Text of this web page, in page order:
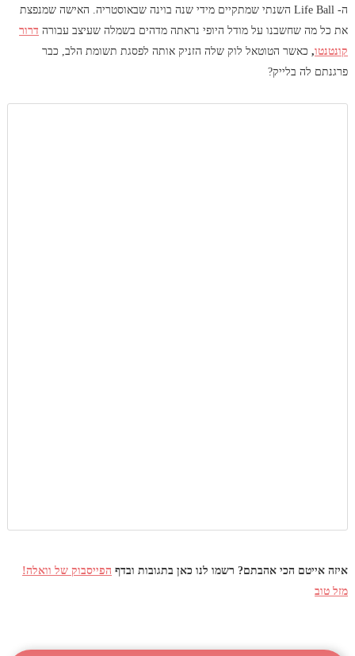
ה- Life Ball השנתי שמתקיים מידי שנה בוינה שבאוסטריה. האישה שמנפצת
את כל מה שחשבנו על מודל היופי נראתה מדהים בשמלה שעיצב עבורה דרור
קונטנטו, כאשר הטוטאל לוק שלה הזניק אותה לפסגת תשומת הלב, כבר
פרגנתם לה בלייק?
איזה אייטם הכי אהבתם? רשמו לנו כאן בתגובות ובדף הפייסבוק של וואלה!
מזל טוב